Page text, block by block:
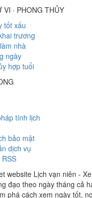
VI · PHONG THỦY
tốt xấu
trương
nhà
ngày
hợp tuổi
tính lịch
bảo mật
dịch vụ
RSS
website Lịch vạn niên -
đạo theo ngày tháng cả
phá cách xem ngày tốt,